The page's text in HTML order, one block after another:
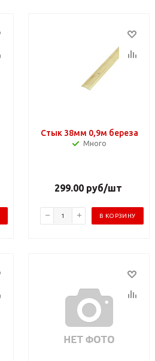
Стык 38мм 0,9м береза
Много
299.00руб/шт
В КОРЗИНУ